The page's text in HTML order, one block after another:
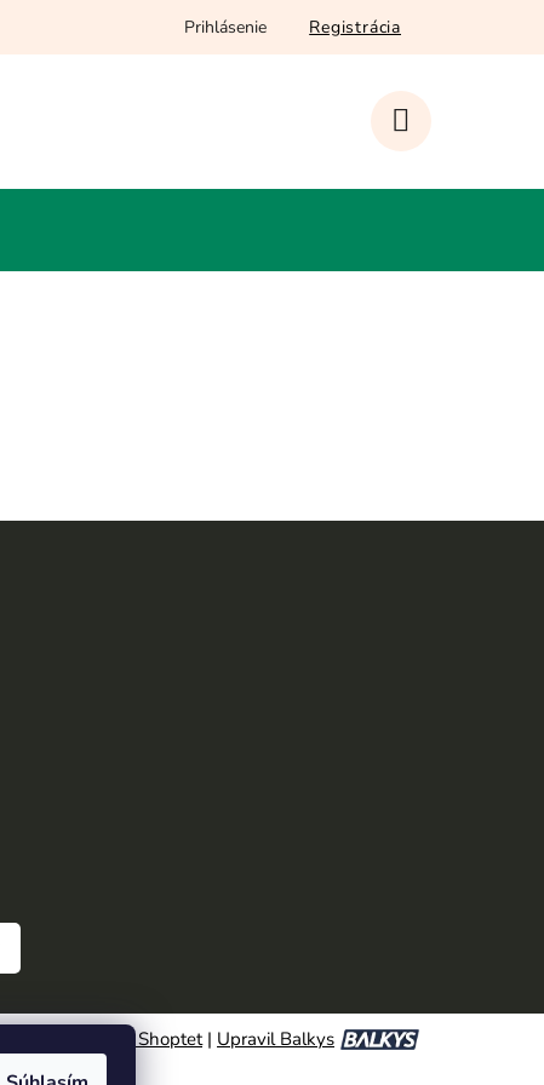
Prihlásenie Registrácia
NÁKUPNÝ
Vytvoril Shoptet | Upravil Balkys